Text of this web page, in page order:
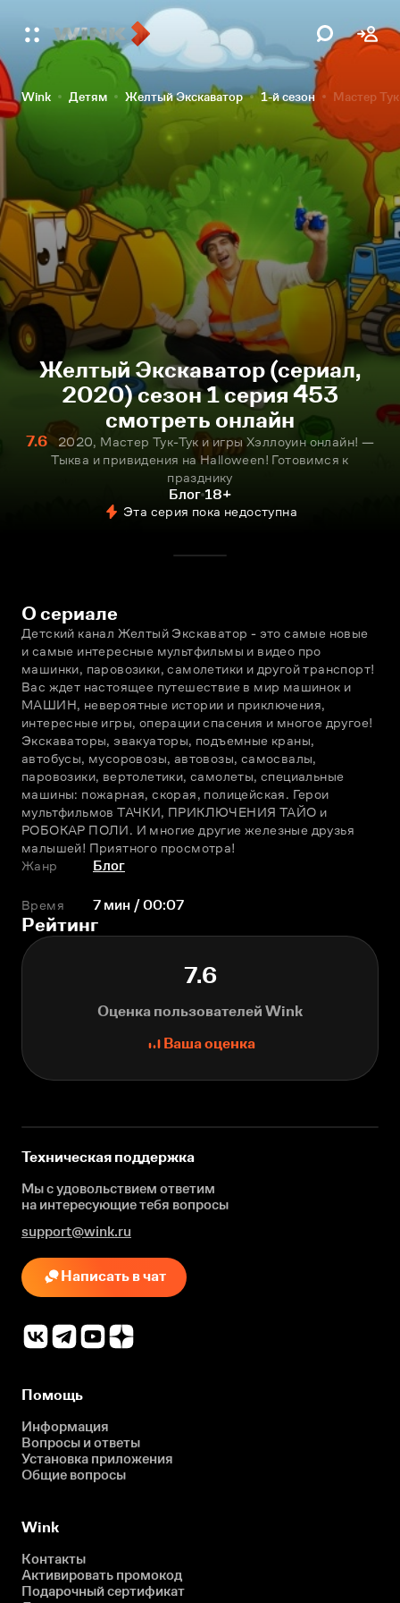
Wink Детям Желтый Экскаватор 1-й сезон Мастер
Желтый Экскаватор (сериал,
2020) сезон 1 серия 453
смотреть онлайн
7.6
2020, Мастер Тук-Тук и игры Хэллоуин онлайн! —
Тыква и привидения на Halloween! Готовимся к
празднику
Блог 18+
Эта серия пока недоступна
О сериале
Детский канал Желтый Экскаватор - это самые новые
и самые интересные мультфильмы и видео про
машинки, паровозики, самолетики и другой транспорт!
Вас ждет настоящее путешествие в мир машинок и
МАШИН, невероятные истории и приключения,
интересные игры, операции спасения и многое другое!
Экскаваторы, эвакуаторы, подъемные краны,
автобусы, мусоровозы, автовозы, самосвалы,
паровозики, вертолетики, самолеты, специальные
машины: пожарная, скорая, полицейская. Герои
мультфильмов ТАЧКИ, ПРИКЛЮЧЕНИЯ ТАЙО и
РОБОКАР ПОЛИ. И многие другие железные друзья
малышей! Приятного просмотра!
Жанр
Блог
Время 7 мин / 00:07
Рейтинг
7.6
Оценка пользователей Wink
Ваша оценка
Техническая поддержка
Мы с удовольствием ответим
на интересующиетебя вопросы
support@wink.ru
Написать в чат
Помощь
Информация
Вопросы и ответы
Установка приложения
Общие вопросы
Wink
Контакты
Активировать промокод
Подарочный сертификат